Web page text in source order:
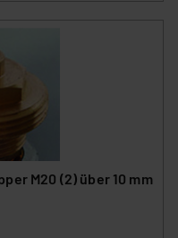
M20 (2) über 10 mm